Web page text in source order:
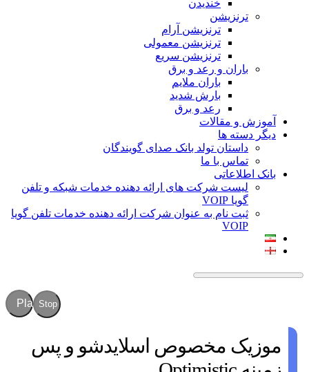
خندیدن
ترنزیشن
ترنزیشن آرام
ترنزیشن معمولی
ترنزیشن سریع
باران و رعد و برق
باران ملایم
بارش شدید
رعد و برق
آموزش و مقالات
دیگر دسته ها
داستان تولد بانک صدای گویندگان
تماس با ما
بانک اطلاعاتی
لیست شرکت های ارائه دهنده خدمات شبکه و تلفن
گویا VOIP
ثبت نام به عنوان شرکت ارائه دهنده خدمات تلفن گویا
VOIP
PlayStop
موزیک مخصوص اسلایدشو و پس